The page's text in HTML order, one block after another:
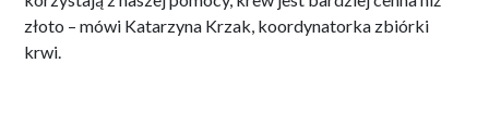
złoto – mówi Katarzyna Krzak, koordynatorka zbiórki
krwi.